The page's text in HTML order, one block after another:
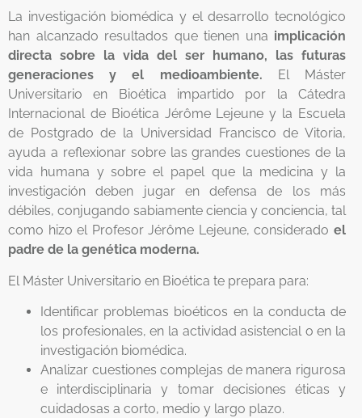
La investigación biomédica y el desarrollo tecnológico
han alcanzado resultados que tienen una implicación
directa sobre la vida del ser humano, las futuras
generaciones y el medioambiente.
El Máster
Universitario en Bioética impartido por la Cátedra
Internacional de Bioética Jérôme Lejeune y la Escuela
de Postgrado de la Universidad Francisco de Vitoria,
ayuda a reflexionar sobre las grandes cuestiones de la
vida humana y sobre el papel que la medicina y la
investigación deben jugar en defensa de los más
débiles, conjugando sabiamente ciencia y conciencia, tal
como hizo el Profesor Jérôme Lejeune, considerado el
padre de la genética moderna.
El Máster Universitario en Bioética te prepara para:
Identificar problemas bioéticos en la conducta de
los profesionales, en la actividad asistencial o en la
investigación biomédica.
Analizar cuestiones complejas de manera rigurosa
e interdisciplinaria y tomar decisiones éticas y
cuidadosas a corto, medio y largo plazo.